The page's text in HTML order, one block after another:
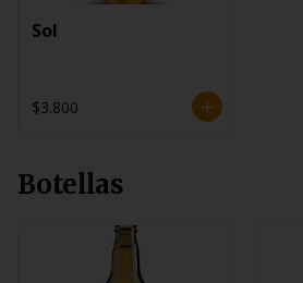
Sol
$3.800
Botellas